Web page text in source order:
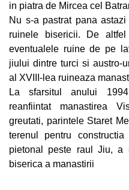
in piatra de Mircea cel
Nu s-a pastrat pana
ruinele bisericii. De
eventualele ruine de pe
jiului dintre turci si austro-
al XVIII-lea ruineaza
La sfarsitul anului
reanfiintat manastirea
greutati, parintele Staret
terenul pentru
pietonal peste raul Jiu, a
biserica a manastirii